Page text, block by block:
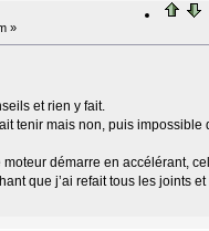
»
et rien y fait.
tenir mais non, puis impossible
démarre en accélérant,
que j’ai refait tous les joints